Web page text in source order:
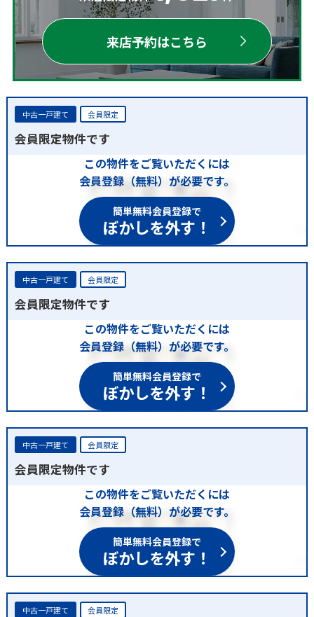
来店予約はこちら
中古一戸建て 会員限定
会員限定物件です
この物件をご覧いただくには
会員登録（無料）が必要です。
簡単無料会員登録で
ぼかしを外す！
中古一戸建て 会員限定
会員限定物件です
この物件をご覧いただくには
会員登録（無料）が必要です。
簡単無料会員登録で
ぼかしを外す！
中古一戸建て 会員限定
会員限定物件です
この物件をご覧いただくには
会員登録（無料）が必要です。
簡単無料会員登録で
ぼかしを外す！
中古一戸建て 会員限定